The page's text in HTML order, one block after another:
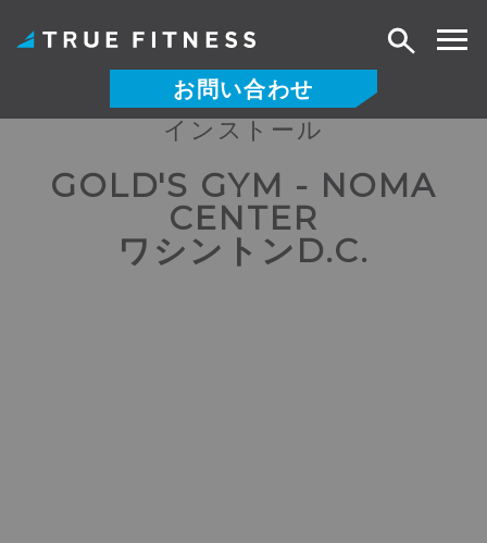
お問い合わせ
検
インストール
GOLD'S GYM - NOMA
CENTER
ワシントンD.C.